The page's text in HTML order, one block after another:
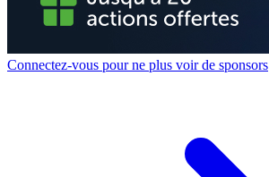
Connectez-vous pour ne plus voir de sponsors